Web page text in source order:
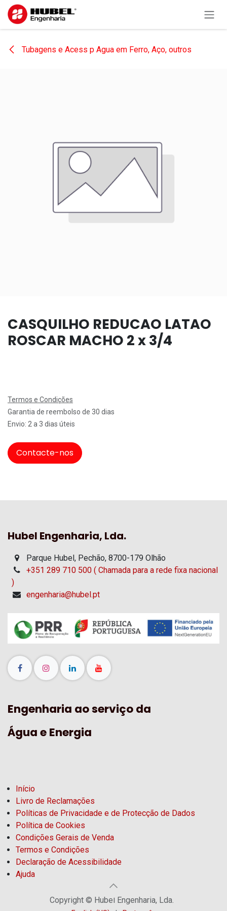
Pular para o conteúdo
Tubagens e Acess p Agua em Ferro, Aço, outros
CASQUILHO REDUCAO LATAO
ROSCAR MACHO 2 x 3/4
Termos e Condições
Garantia de reembolso de 30 dias
Envio: 2 a 3 dias úteis
Contacte-nos
Hubel Engenharia, Lda.
Parque Hubel, Pechão, 8700-179 Olhão
+351 289 710 500 ( Chamada para a rede fixa nacional
)
engenharia@hubel.pt
Engenharia ao serviço da
Água e Energia
Início
Livro de Reclamações
Políticas de Privacidade e de Protecção de Dados
Política de Cookies
Condições Gerais de Venda
Termos e Condições
Declaração de Acessibilidade
Ajuda
Copyright © Hubel Engenharia, Lda.